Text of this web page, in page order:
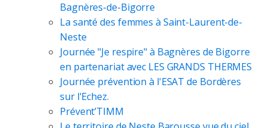
Bagnères-de-Bigorre
La santé des femmes à Saint-Laurent-de-
Neste
Journée "Je respire" à Bagnères de Bigorre
en partenariat avec LES GRANDS THERMES
Journée prévention à l'ESAT de Bordères
sur l'Echez.
Prévent’TIMM